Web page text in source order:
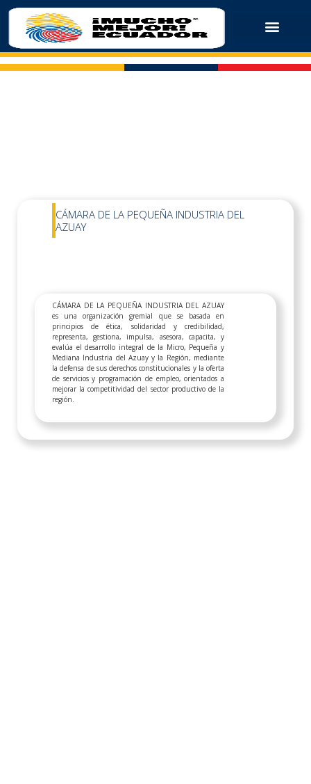
CÁMARA DE LA PEQUEÑA INDUSTRIA DEL
AZUAY
CÁMARA DE LA PEQUEÑA INDUSTRIA DEL AZUAY
es una organización gremial que se basada en
principios de ética, solidaridad y credibilidad,
representa, gestiona, impulsa, asesora, capacita, y
evalúa el desarrollo integral de la Micro, Pequeña y
Mediana Industria del Azuay y la Región, mediante
la defensa de sus derechos constitucionales y la oferta
de servicios y programación de empleo, orientados a
mejorar la competitividad del sector productivo de la
región.